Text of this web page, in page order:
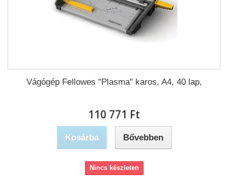
Vágógép Fellowes "Plasma" karos, A4, 40 lap,
110 771 Ft‎
Kosárba Bővebben
Nincs készleten